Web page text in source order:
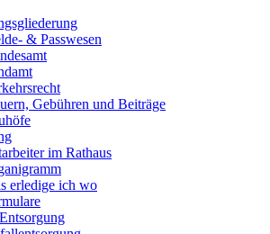
& Passwesen
Gebühren und Beiträge
im Rathaus
erledige ich wo